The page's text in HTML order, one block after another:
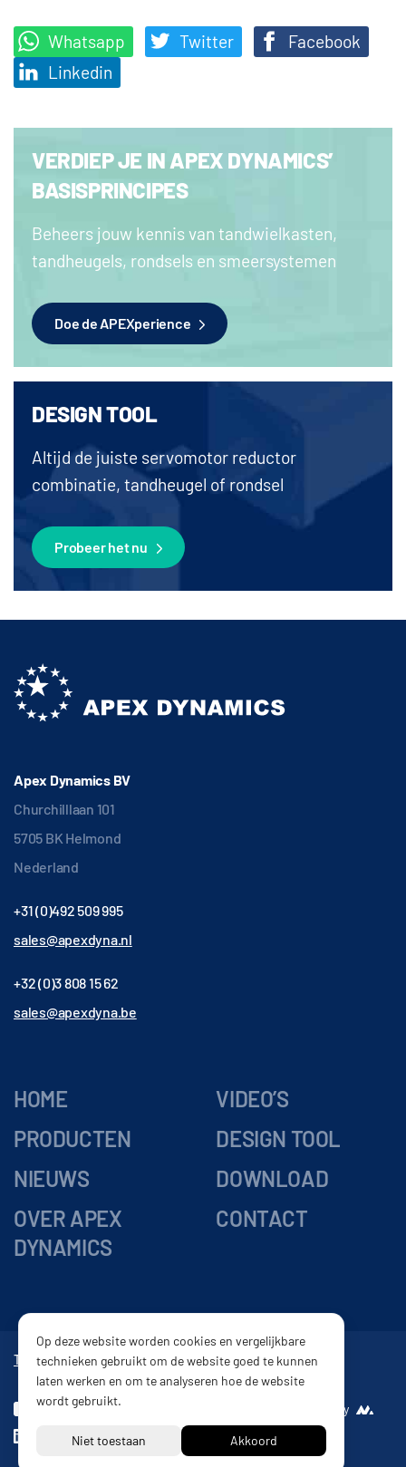
Whatsapp Twitter
Facebook
Linkedin
VERDIEP JE IN APEX DYNAMICS’
BASISPRINCIPES
Beheers jouw kennis van tandwielkasten,
tandheugels, rondsels en smeersystemen
Doe de APEXperience
DESIGN TOOL
Altijd de juiste servomotor reductor
combinatie, tandheugel of rondsel
Probeer het nu
Apex Dynamics BV
Churchilllaan 101
5705 BK Helmond
Nederland
+31 (0)492 509 995
sales@apexdyna.nl
+32 (0)3 808 15 62
sales@apexdyna.be
HOME
PRODUCTEN
NIEUWS
OVER APEX
DYNAMICS
VIDEO’S
DESIGN TOOL
DOWNLOAD
CONTACT
Tandwielkasten Vertragingskasten Reductor Tandheugel
Privacy beleid
Website by
Op deze website worden cookies en vergelijkbare
technieken gebruikt om de website goed te kunnen
laten werken en om te analyseren hoe de website
wordt gebruikt.